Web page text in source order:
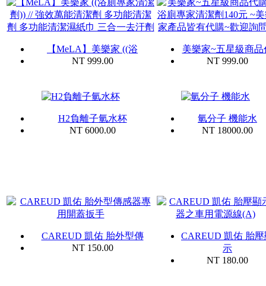
【MeLA】美樂家 ((浴
NT 999.00
美樂家~五星級商品
NT 999.00
H2負離子氫水杯
NT 6000.00
氫分子 機能水
NT 18000.00
CAREUD 凱佑 胎外型傳
NT 150.00
CAREUD 凱佑 胎壓
示
NT 180.00